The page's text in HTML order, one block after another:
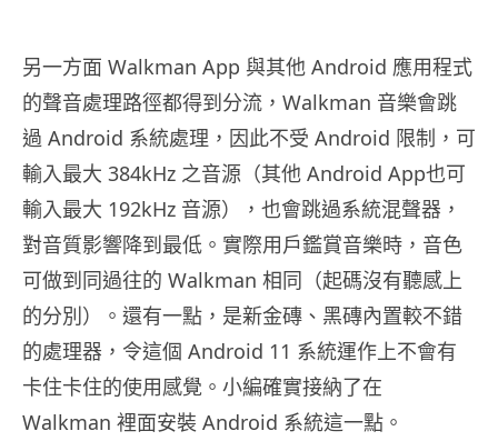
另一方面 Walkman App 與其他 Android 應用程式
的聲音處理路徑都得到分流，Walkman 音樂會跳
過 Android 系統處理，因此不受 Android 限制，可
輸入最大 384kHz 之音源（其他 Android App也可
輸入最大 192kHz 音源），也會跳過系統混聲器，
對音質影響降到最低。實際用戶鑑賞音樂時，音色
可做到同過往的 Walkman 相同（起碼沒有聽感上
的分別）。還有一點，是新金磚、黑磚內置較不錯
的處理器，令這個 Android 11 系統運作上不會有
卡住卡住的使用感覺。小編確實接納了在
Walkman 裡面安裝 Android 系統這一點。